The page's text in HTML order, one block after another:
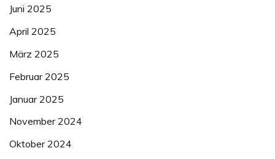
Juni 2025
April 2025
März 2025
Februar 2025
Januar 2025
November 2024
Oktober 2024